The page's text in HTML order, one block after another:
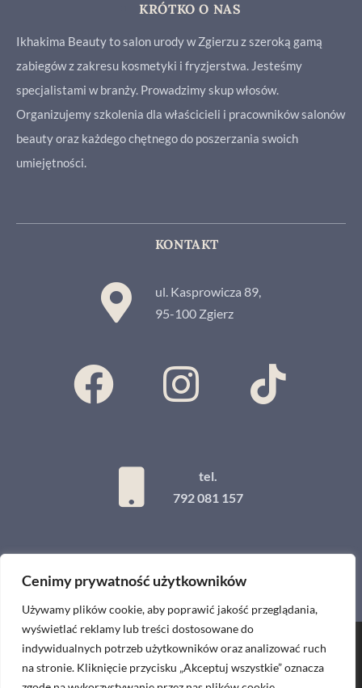
Cenimy prywatność użytkowników
Używamy plików cookie, aby poprawić jakość przeglądania,
wyświetlać reklamy lub treści dostosowane do
indywidualnych potrzeb użytkowników oraz analizować ruch
na stronie. Kliknięcie przycisku „Akceptuj wszystkie” oznacza
KRÓTKO O NAS
Ikhakima Beauty to salon urody w Zgierzu z szeroką gamą
zabiegów z zakresu kosmetyki i fryzjerstwa. Jesteśmy
specjalistami w branży. Prowadzimy skup włosów.
Organizujemy szkolenia dla właścicieli i pracowników salonów
beauty oraz każdego chętnego do poszerzania swoich
umiejętności.
KONTAKT
ul. Kasprowicza 89,
95-100 Zgierz
tel.
792 081 157